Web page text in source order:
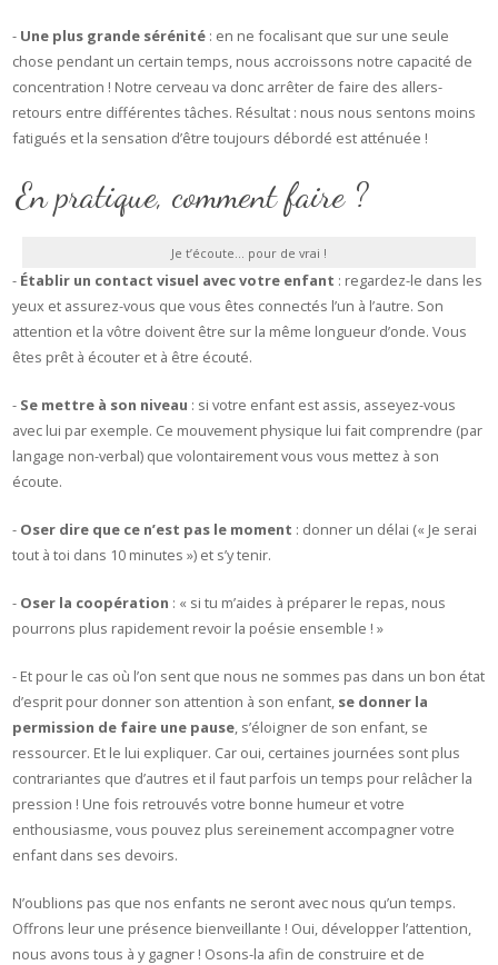
- Une plus grande sérénité : en ne focalisant que sur une seule
chose pendant un certain temps, nous accroissons notre capacité de
concentration ! Notre cerveau va donc arrêter de faire des allers-
retours entre différentes tâches. Résultat : nous nous sentons moins
fatigués et la sensation d’être toujours débordé est atténuée !
En pratique, comment faire ?
Je t’écoute… pour de vrai !
- Établir un contact visuel avec votre enfant : regardez-le dans les
yeux et assurez-vous que vous êtes connectés l’un à l’autre. Son
attention et la vôtre doivent être sur la même longueur d’onde. Vous
êtes prêt à écouter et à être écouté.
- Se mettre à son niveau : si votre enfant est assis, asseyez-vous
avec lui par exemple. Ce mouvement physique lui fait comprendre (par
langage non-verbal) que volontairement vous vous mettez à son
écoute.
- Oser dire que ce n’est pas le moment : donner un délai (« Je serai
tout à toi dans 10 minutes ») et s’y tenir.
- Oser la coopération : « si tu m’aides à préparer le repas, nous
pourrons plus rapidement revoir la poésie ensemble ! »
- Et pour le cas où l’on sent que nous ne sommes pas dans un bon état
d’esprit pour donner son attention à son enfant, se donner la
permission de faire une pause, s’éloigner de son enfant, se
ressourcer. Et le lui expliquer. Car oui, certaines journées sont plus
contrariantes que d’autres et il faut parfois un temps pour relâcher la
pression ! Une fois retrouvés votre bonne humeur et votre
enthousiasme, vous pouvez plus sereinement accompagner votre
enfant dans ses devoirs.
N’oublions pas que nos enfants ne seront avec nous qu’un temps.
Offrons leur une présence bienveillante ! Oui, développer l’attention,
nous avons tous à y gagner ! Osons-la afin de construire et de